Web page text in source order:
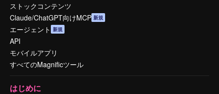
ストックコンテンツ
Claude/ChatGPT向けMCP 新規
エージェント 新規
API
モバイルアプリ
すべてのMagnificツール
はじめに